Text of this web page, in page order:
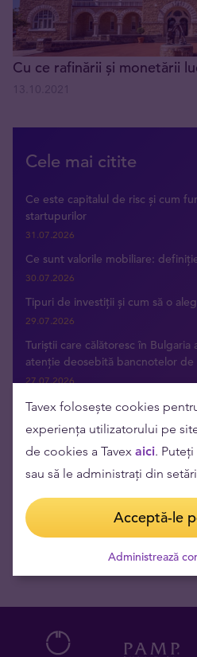
Cu ce rafinării și monetării
Cele mai citite
Ce este capitalul de risc și cum
startupurilor
31.07.2026
Ce sunt valorile mobiliare:
30.07.2026
Tipuri de investiții și cum să o
29.07.2026
Turiștii care călătoresc în
atenție deosebită bancnotelor
27.07.2026
Primește ultimele știri direct în inbox
Tavex folosește cookies
experiența utilizatorului pe
de cookies a Tavex aici.
sau să le administrați din
Acceptă-le
Administrează